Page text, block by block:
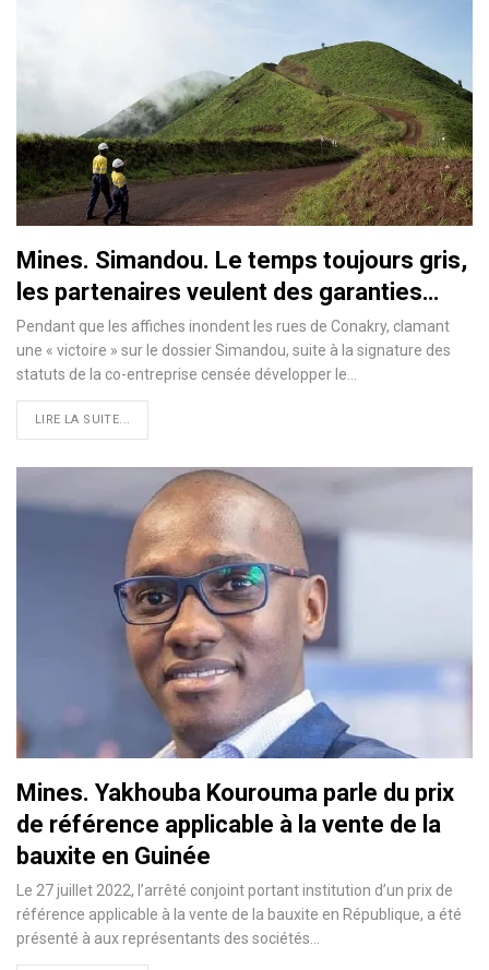
Mines. Simandou. Le temps toujours gris,
les partenaires veulent des garanties…
Pendant que les affiches inondent les rues de Conakry, clamant
une « victoire » sur le dossier Simandou, suite à la signature des
statuts de la co-entreprise censée développer le…
LIRE LA SUITE...
Mines. Yakhouba Kourouma parle du prix
de référence applicable à la vente de la
bauxite en Guinée
Le 27 juillet 2022, l’arrêté conjoint portant institution d’un prix de
référence applicable à la vente de la bauxite en République, a été
présenté à aux représentants des sociétés…